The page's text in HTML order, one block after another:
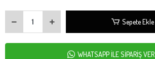
Sepete Ekle
WHATSAPP İLE SİPARİŞ VER